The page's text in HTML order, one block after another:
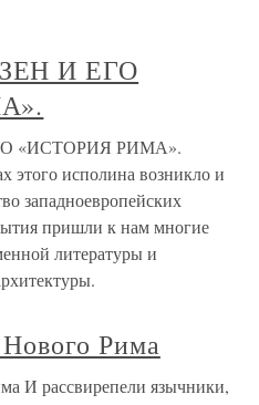
И ЕГО
«ИСТОРИЯ РИМА».
этого исполина возникло и
западноевропейских
пришли к нам многие
литературы и
Рима
И рассвирепели язычники,